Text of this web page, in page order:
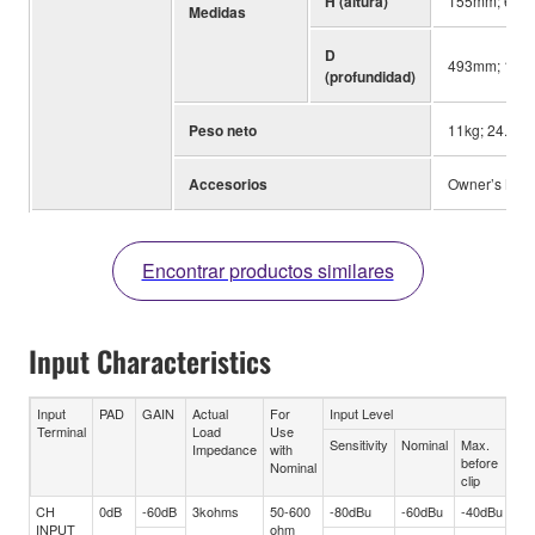
Medidas
D
(profundidad)
493mm; 19-
Peso neto 11kg; 24.3lbs
Accesorios Owner’s
Encontrar productos similares
Input Characteristics
Input
Terminal
PAD GAIN
Actual
Load
Impedance
For
Use
with
Nominal
Input Level
Sensitivity
Nominal
Max.
before
clip
CH
INPUT
0dB -60dB 3kohms
50-600
ohm
-80dBu -60dBu -40dBu